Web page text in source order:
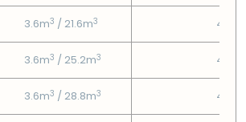
3.6m3 / 21.6m3 4.67€
3.6m3 / 25.2m3 4.67€
3.6m3 / 28.8m3 4.67€